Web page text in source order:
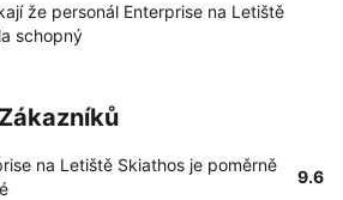
že personál Enterprise na Letiště
schopný
na Letiště Skiathos je poměrně
9.6